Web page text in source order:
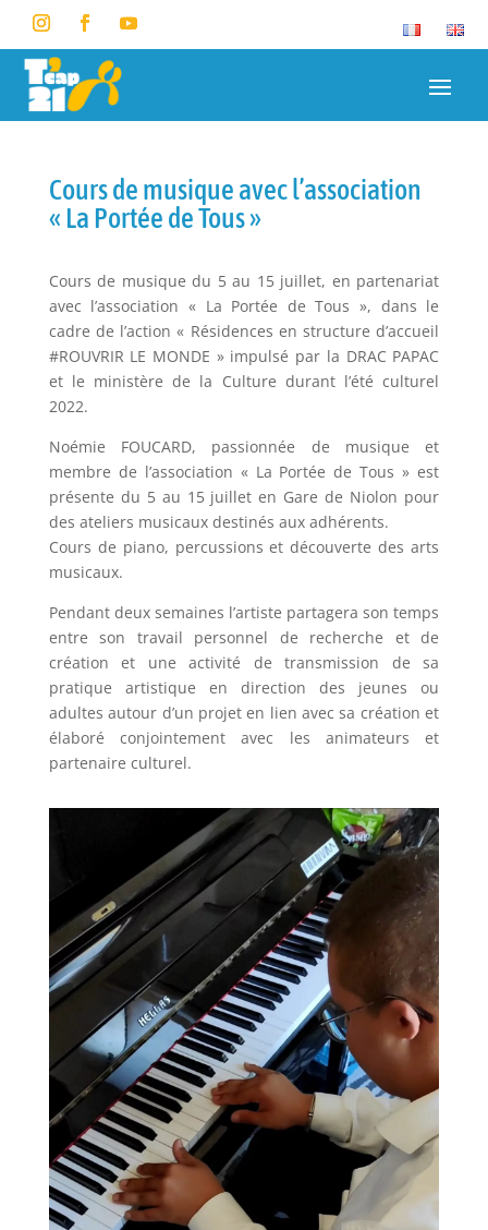
Cours de musique avec l’association
« La Portée de Tous »
Cours de musique du 5 au 15 juillet, en partenariat
avec l’association « La Portée de Tous », dans le
cadre de l’action « Résidences en structure d’accueil
#ROUVRIR LE MONDE » impulsé par la DRAC PAPAC
et le ministère de la Culture durant l’été culturel
2022.
Noémie FOUCARD, passionnée de musique et
membre de l’association « La Portée de Tous » est
présente du 5 au 15 juillet en Gare de Niolon pour
des ateliers musicaux destinés aux adhérents.
Cours de piano, percussions et découverte des arts
musicaux.
Pendant deux semaines l’artiste partagera son temps
entre son travail personnel de recherche et de
création et une activité de transmission de sa
pratique artistique en direction des jeunes ou
adultes autour d’un projet en lien avec sa création et
élaboré conjointement avec les animateurs et
partenaire culturel.